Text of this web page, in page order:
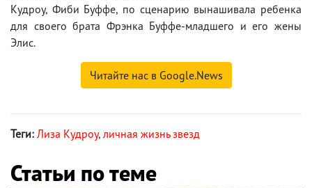
Кудроу, Фиби Буффе, по сценарию вынашивала ребенка
для своего брата Фрэнка Буффе-младшего и его жены
Элис.
Читайте нас в Google.News
Теги: Лиза Кудроу, личная жизнь звезд
Статьи по теме